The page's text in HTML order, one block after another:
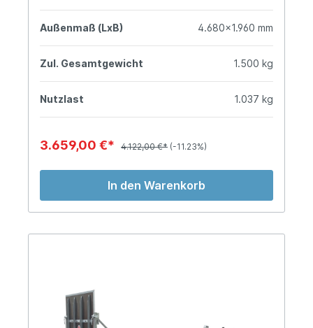
Außenmaß (LxB) 4.680x1.960 mm
Zul. Gesamtgewicht 1.500 kg
Nutzlast 1.037 kg
3.659,00 €* 4.122,00 €* (-11.23%)
In den Warenkorb